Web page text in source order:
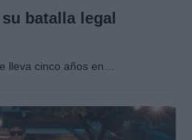
batalla legal
lleva cinco años en…